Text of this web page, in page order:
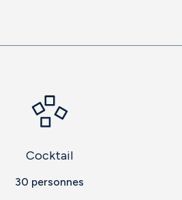
Cocktail
30 personnes